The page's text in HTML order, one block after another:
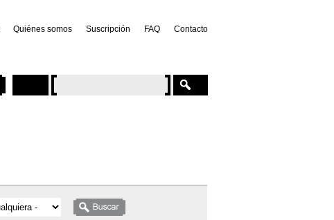
Quiénes somos Suscripción FAQ Contacto